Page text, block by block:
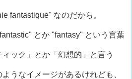
fantastique" なのだから。
とか "fantasy" という言葉
ック」とか「幻想的」と言う
うなイメージがあるけれども、